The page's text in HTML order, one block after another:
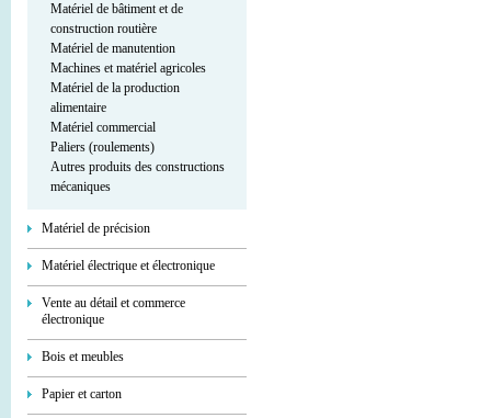
Matériel de bâtiment et de
construction routière
Matériel de manutention
Machines et matériel agricoles
Matériel de la production
alimentaire
Matériel commercial
Paliers (roulements)
Autres produits des constructions
mécaniques
Matériel de précision
Matériel électrique et électronique
Vente au détail et commerce
électronique
Bois et meubles
Papier et carton